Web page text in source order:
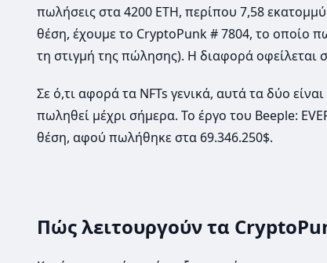
πωλήσεις στα 4200 ETH, περίπου 7,58
θέση, έχουμε το CryptoPunk # 7804, το οποίο
τη στιγμή της πώλησης). Η διαφορά οφείλεται
Σε ό,τι αφορά τα NFTs γενικά, αυτά τα δύο
πωληθεί μέχρι σήμερα. Το έργο του Beeple:
θέση, αφού πωλήθηκε στα 69.346.250$.
Πώς λειτουργούν τα